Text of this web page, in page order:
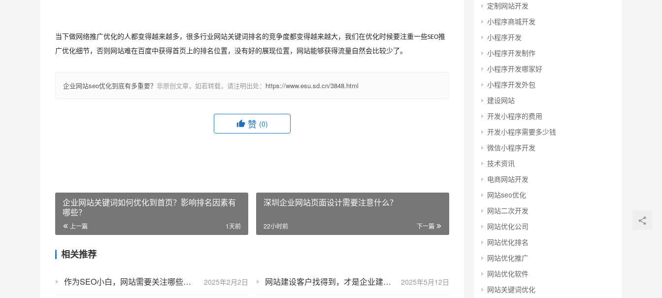
当下做网络推广优化的人都变得越来越多，很多行业网站关键词排名的竞争度都变得越来越大，我们在优化时候要注重一些SEO推
广优化细节，否则网站难在百度中获得首页上的排名位置，没有好的展现位置，网站能够获得流量自然会比较少了。
企业网站seo优化到底有多重要？ 非原创文章，如若转载，请注明出处： https://www.esu.sd.cn/3848.html
赞 (0)
企业网站关键词如何优化到首页？影响排名因素有
哪些？
上一篇 1天前
深圳企业网站页面设计需要注意什么？
下一篇
22小时前
相关推荐
2025年2月2日
作为SEO小白，网站需要关注哪些问题 2025年5月12日
网站建设客户找得到，才是企业建站的根本！
定制网站开发
小程序商城开发
小程序开发
小程序开发制作
小程序开发哪家好
小程序开发外包
建设网站
开发小程序的费用
开发小程序需要多少钱
微信小程序开发
技术资讯
电商网站开发
网站seo优化
网站二次开发
网站优化公司
网站优化排名
网站优化推广
网站优化软件
网站关键词优化